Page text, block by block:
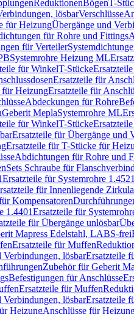
ReduktionenBögenT-
lösbarVerschlüsse
für HeizungÜbergänge und
für Rohre und Fittings
für Verteiler
Systemrohre Heizung ML
für WinkelT-Stücke
Ersatzteile für
für HeizungErsatzteile für
Abdeckungen für Rohre
Geberit MeplaSystemrohre ML
für WinkelT-Stücke
Ersatzteile für Übergänge und
Ersatzteile für T-Stücke für
Abdichtungen für Rohre und
Sets Schraube für
Ersatzteile für Systemrohre 1.4521
für Innenliegende
Kompensatoren
1.4401Ersatzteile für
für Übergänge unlösbar
Mapress Edelstahl, LABS-frei
Ersatzteile für Muffen
Verbindungen, lösbarErsatzteile
Zubehör für Geberit
Befestigungen für Anschlüsse
Ersatzteile für Muffen
Verbindungen, lösbarErsatzteile
HeizungAnschlüsse für